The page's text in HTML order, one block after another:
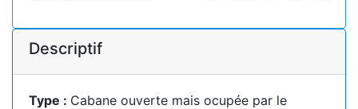
Descriptif
Type : Cabane ouverte mais ocupée par le